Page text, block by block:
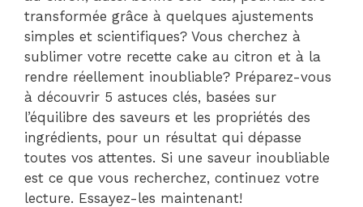
transformée grâce à quelques ajustements
simples et scientifiques? Vous cherchez à
sublimer votre recette cake au citron et à la
rendre réellement inoubliable? Préparez-vous
à découvrir 5 astuces clés, basées sur
l’équilibre des saveurs et les propriétés des
ingrédients, pour un résultat qui dépasse
toutes vos attentes. Si une saveur inoubliable
est ce que vous recherchez, continuez votre
lecture. Essayez-les maintenant!